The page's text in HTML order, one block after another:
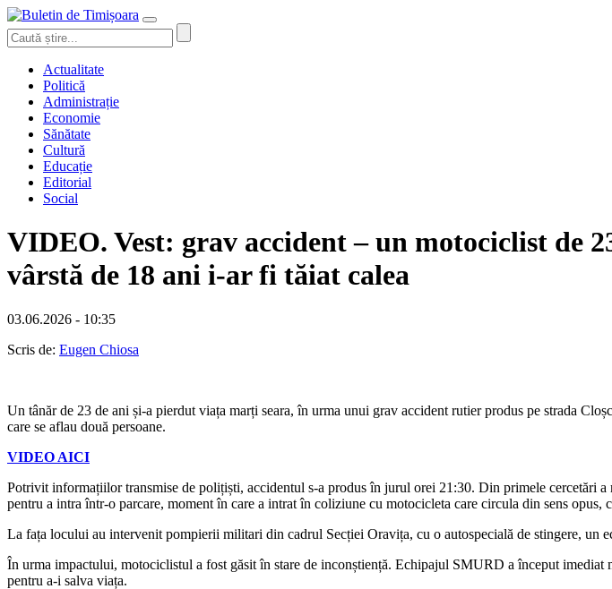
Actualitate
Politică
Administrație
Economie
Sănătate
Cultură
Educație
Editorial
Social
VIDEO. Vest: grav accident – un motociclist de
vârstă de 18 ani i-ar fi tăiat calea
03.06.2026 - 10:35
Scris de: Eugen Chiosa
Un tânăr de 23 de ani și-a pierdut viața marți seara, în urma unui grav accident rutier produs pe strada
care se aflau două persoane.
VIDEO AICI
Potrivit informațiilor transmise de polițiști, accidentul s-a produs în jurul orei 21:30. Din primele cercetări
pentru a intra într-o parcare, moment în care a intrat în coliziune cu motocicleta care circula din sens opus,
La fața locului au intervenit pompierii militari din cadrul Secției Oravița, cu o autospecială de stingere,
În urma impactului, motociclistul a fost găsit în stare de inconștiență. Echipajul SMURD a început
pentru a-i salva viața.